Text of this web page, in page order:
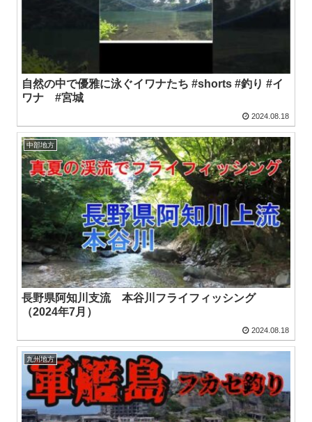
自然の中で優雅に泳ぐイワナたち #shorts #釣り #イ
ワナ #宮城
2024.08.18
中部地方
長野県阿知川支流 本谷川フライフィッシング
（2024年7月）
2024.08.18
九州地方